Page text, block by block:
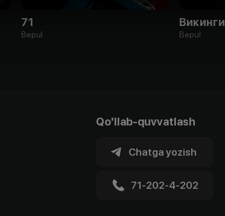
71
Bepul
Викинги
Bepul
Qo'llab-quvvatlash
Chatga yozish
71-202-4-202